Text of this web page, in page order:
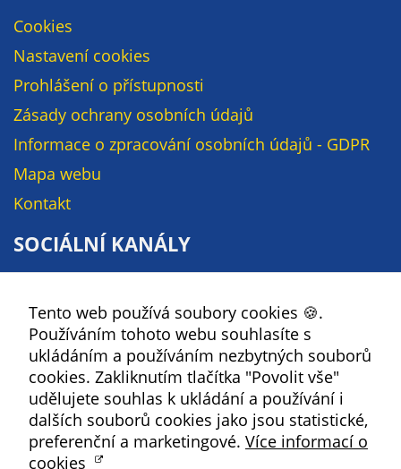
Cookies
Nastavení cookies
Prohlášení o přístupnosti
Zásady ochrany osobních údajů
Informace o zpracování osobních údajů - GDPR
Mapa webu
Kontakt
SOCIÁLNÍ KANÁLY
YouTube
Instagram
RSS
Kbely
Tento web používá soubory cookies 🍪.
Používáním tohoto webu souhlasíte s
ukládáním a používáním nezbytných souborů
cookies. Zakliknutím tlačítka "Povolit vše"
udělujete souhlas k ukládání a používání i
dalších souborů cookies jako jsou statistické,
preferenční a marketingové. Více informací o
cookies
abychom
přizpůsobili naše
cookies
Reklamní cookies
používáme my
nebo naši partneři,
abychom Vám
mohli zobrazit
vhodné obsahy